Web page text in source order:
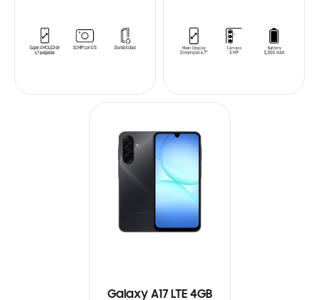
Galaxy A17 LTE 4GB